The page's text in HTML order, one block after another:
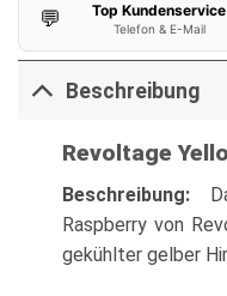
💬 Top Kundenservice
Telefon & E-Mail
Beschreibung
Revoltage
Beschreibung:
Raspberry von
gekühlter gelber